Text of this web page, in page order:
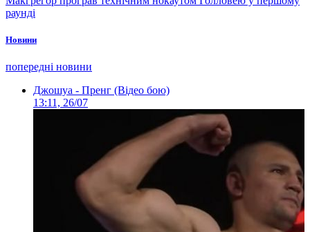
раунді
Новини
попередні новини
Джошуа - Пренг (Відео бою)
13:11, 26/07